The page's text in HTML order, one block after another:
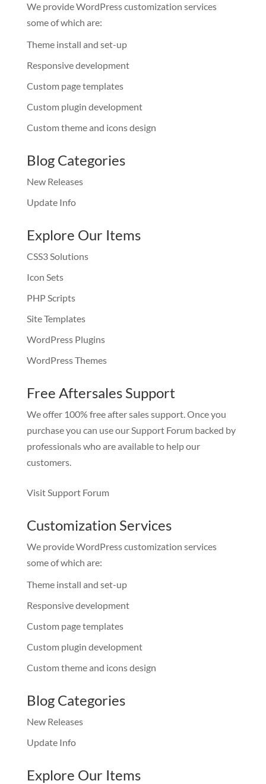
We provide WordPress customization services
some of which are:
Theme install and set-up
Responsive development
Custom page templates
Custom plugin development
Custom theme and icons design
Blog Categories
New Releases
Update Info
Explore Our Items
CSS3 Solutions
Icon Sets
PHP Scripts
Site Templates
WordPress Plugins
WordPress Themes
Free Aftersales Support
We offer 100% free after sales support. Once you
purchase you can use ourSupport Forumbacked by
professionals who are available to help our
customers.
Visit Support Forum
Customization Services
We provide WordPress customization services
some of which are:
Theme install and set-up
Responsive development
Custom page templates
Custom plugin development
Custom theme and icons design
Blog Categories
New Releases
Update Info
Explore Our Items